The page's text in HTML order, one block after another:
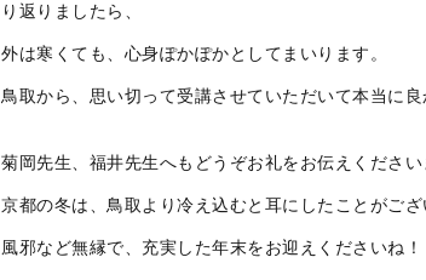
り返りましたら、
外は寒くても、心身ぽかぽかとしてまいります。
鳥取から、思い切って受講させていただいて本当に良
菊岡先生、福井先生へもどうぞお礼をお伝えください
京都の冬は、鳥取より冷え込むと耳にしたことがござ
風邪など無縁で、充実した年末をお迎えくださいね！